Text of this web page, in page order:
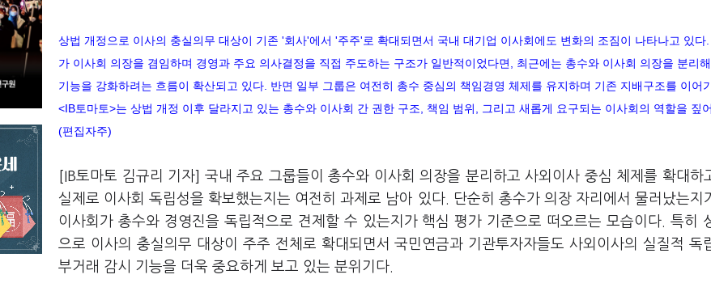
상법 개정으로 이사의 충실의무 대상이 기존 '회사'에서 '주주'로 확대되면서 국내 대기업 이사회에도 변화의 조짐이 나타나고 있다
가 이사회 의장을 겸임하며 경영과 주요 의사결정을 직접 주도하는 구조가 일반적이었다면, 최근에는 총수와 이사회 의장을 분리
기능을 강화하려는 흐름이 확산되고 있다. 반면 일부 그룹은 여전히 총수 중심의 책임경영 체제를 유지하며 기존 지배구조를 이어
<IB토마토>는 상법 개정 이후 달라지고 있는 총수와 이사회 간 권한 구조, 책임 범위, 그리고 새롭게 요구되는 이사회의 역할을 짚
(편집자주)
[IB토마토 김규리 기자] 국내 주요 그룹들이 총수와 이사회 의장을 분리하고 사외이사 중심 체제를 확대하
실제로 이사회 독립성을 확보했는지는 여전히 과제로 남아 있다. 단순히 총수가 의장 자리에서 물러났는지
이사회가 총수와 경영진을 독립적으로 견제할 수 있는지가 핵심 평가 기준으로 떠오르는 모습이다. 특히
으로 이사의 충실의무 대상이 주주 전체로 확대되면서 국민연금과 기관투자자들도 사외이사의 실질적 독
부거래 감시 기능을 더욱 중요하게 보고 있는 분위기다.